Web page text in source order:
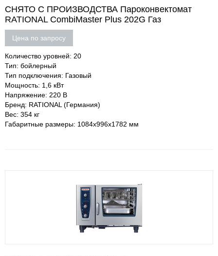
СНЯТО С ПРОИЗВОДСТВА Пароконвектомат
RATIONAL CombiMaster Plus 202G Газ
Цена по запросу
Количество уровней: 20
Тип: бойлерный
Тип подключения: Газовый
Мощность: 1,6 кВт
Напряжение: 220 В
Бренд: RATIONAL (Германия)
Вес: 354 кг
Габаритные размеры: 1084х996х1782 мм